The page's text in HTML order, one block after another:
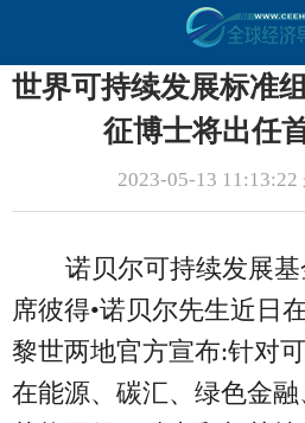
世界可持续发展标准
征博士将出任
2023-05-13 11:13:22
诺贝尔可持续发展
席彼得•诺贝尔先生近日
黎世两地官方宣布:针对
在能源、碳汇、绿色金融